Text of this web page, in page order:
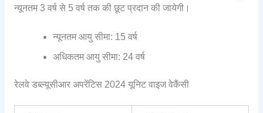
न्यूनतम 3 वर्ष से 5 वर्ष तक की छूट प्रदान की जायेगी।
न्यूनतम आयु सीमा: 15 वर्ष
अधिकतम आयु सीमा: 24 वर्ष
रेलवे डब्ल्यूसीआर अपरेंटिस 2024 यूनिट वाइज वेकैंसी